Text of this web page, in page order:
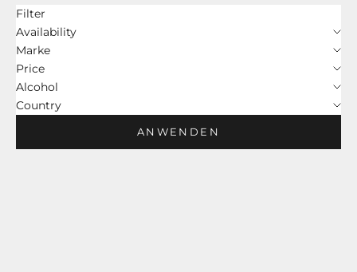
Filter
Availability
Marke
Price
Alcohol
Country
ANWENDEN